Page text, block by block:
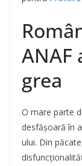
ANAF
grea
O mare parte
desfășoară în
ului. Din